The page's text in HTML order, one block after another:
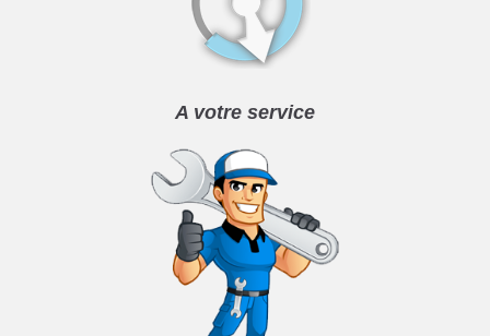
A votre service